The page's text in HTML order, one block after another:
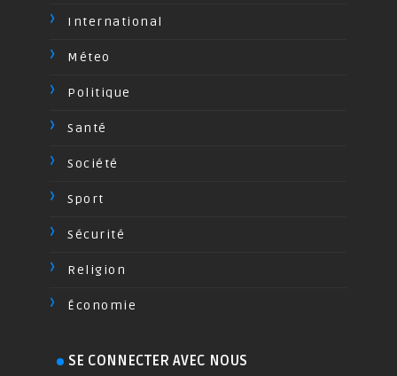
International
Méteo
Politique
Santé
Société
Sport
Sécurité
Religion
Économie
SE CONNECTER AVEC NOUS